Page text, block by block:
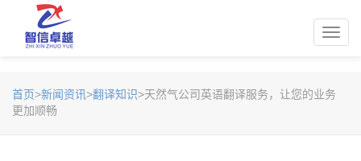
首页>新闻资讯>翻译知识>天然气公司英语翻译服务，让您的业务
更加顺畅